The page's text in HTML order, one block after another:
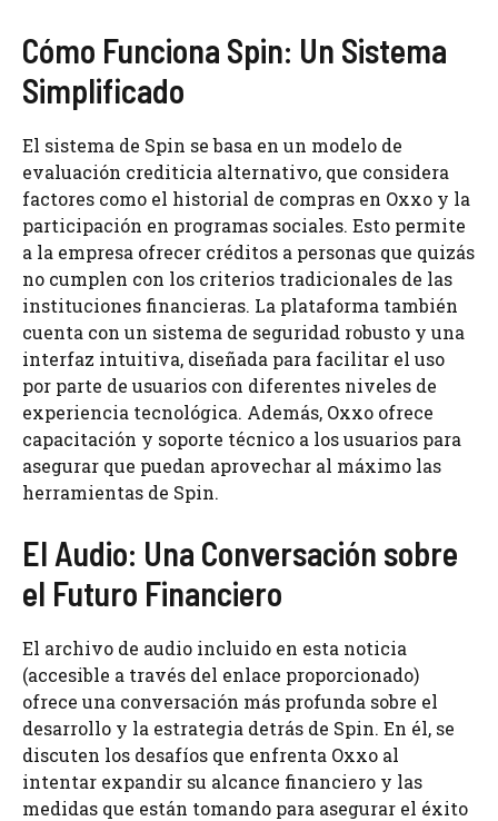
Cómo Funciona Spin: Un Sistema
Simplificado
El sistema de Spin se basa en un modelo de
evaluación crediticia alternativo, que considera
factores como el historial de compras en Oxxo y la
participación en programas sociales. Esto permite
a la empresa ofrecer créditos a personas que quizás
no cumplen con los criterios tradicionales de las
instituciones financieras. La plataforma también
cuenta con un sistema de seguridad robusto y una
interfaz intuitiva, diseñada para facilitar el uso
por parte de usuarios con diferentes niveles de
experiencia tecnológica. Además, Oxxo ofrece
capacitación y soporte técnico a los usuarios para
asegurar que puedan aprovechar al máximo las
herramientas de Spin.
El Audio: Una Conversación sobre
el Futuro Financiero
El archivo de audio incluido en esta noticia
(accesible a través del enlace proporcionado)
ofrece una conversación más profunda sobre el
desarrollo y la estrategia detrás de Spin. En él, se
discuten los desafíos que enfrenta Oxxo al
intentar expandir su alcance financiero y las
medidas que están tomando para asegurar el éxito